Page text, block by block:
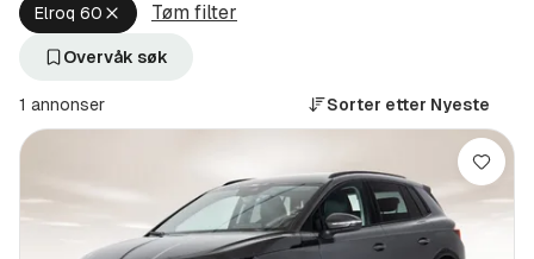
Elroq 60 Fjern
aktivt
filter
Tøm filter
Overvåk søk
1 annonser Sorter etter Nyeste
Lagre